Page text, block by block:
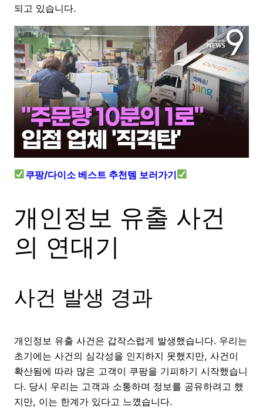
되고 있습니다.
쿠팡/다이소 베스트 추천템 보러가기
개인정보 유출 사건
의 연대기
사건 발생 경과
개인정보 유출 사건은 갑작스럽게 발생했습니다. 우리는
초기에는 사건의 심각성을 인지하지 못했지만, 사건이
확산됨에 따라 많은 고객이 쿠팡을 기피하기 시작했습니
다. 당시 우리는 고객과 소통하며 정보를 공유하려고 했
지만, 이는 한계가 있다고 느꼈습니다.